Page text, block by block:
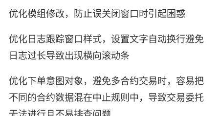
优化模组修改，防止误关闭窗口时引起困惑
优化日志跟踪窗口样式，设置文字自动换行避免
日志过长导致出现横向滚动条
优化下单意图对象，避免多合约交易时，容易把
不同的合约数据混在中止规则中，导致交易委托